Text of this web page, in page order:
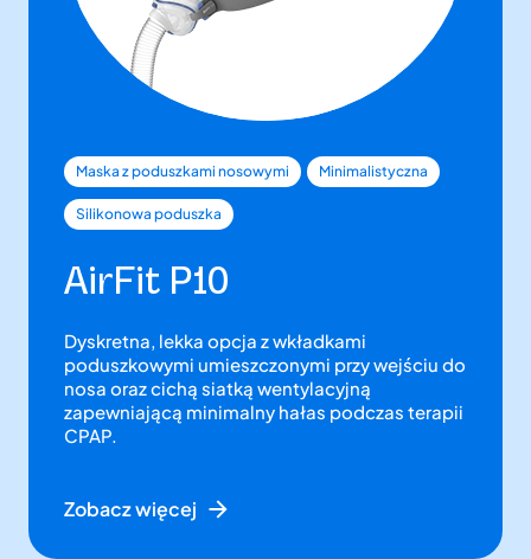
Maska z poduszkami nosowymi Minimalistyczna
Silikonowa poduszka
AirFit P10
Dyskretna, lekka opcja z wkładkami
poduszkowymi umieszczonymi przy wejściu do
nosa oraz cichą siatką wentylacyjną
zapewniającą minimalny hałas podczas terapii
CPAP.
Zobacz więcej